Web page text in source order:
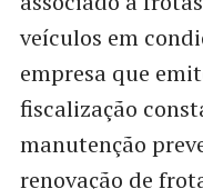
veículos em
empresa que
fiscalização
manutenção
renovação de